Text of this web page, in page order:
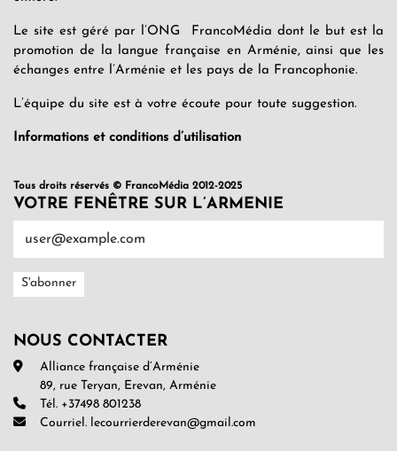
Le site est géré par l’ONG FrancoMédia dont le but est la
promotion de la langue française en Arménie, ainsi que les
échanges entre l’Arménie et les pays de la Francophonie.
L’équipe du site est à votre écoute pour toute suggestion.
Informations et conditions d’utilisation
Tous droits réservés © FrancoMédia 2012-2025
VOTRE FENÊTRE SUR L’ARMENIE
NOUS CONTACTER
Alliance française d’Arménie
89, rue Teryan, Erevan, Arménie
Tél. +37498 801238
Courriel. lecourrierderevan@gmail.com